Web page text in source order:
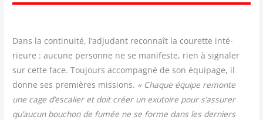
Dans la conti­nui­té, l’adjudant recon­naît la cou­rette inté­
rieure : aucune per­sonne ne se mani­feste, rien à signa­ler
sur cette face. Tou­jours accom­pa­gné de son équi­page, il
donne ses pre­mières mis­sions. « Chaque équipe remonte
une cage d’escalier et doit créer un exu­toire pour s’assurer
qu’aucun bou­chon de fumée ne se forme dans les der­niers